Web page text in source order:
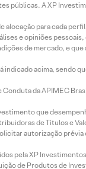
públicas. A XP
alocação para cada
e opiniões
de mercado, e
acima, sendo
da APIMEC
que
de Títulos e
autorização
pela XP
de Produtos de